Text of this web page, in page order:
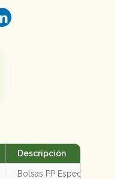
Descripción
Bolsas PP Especias